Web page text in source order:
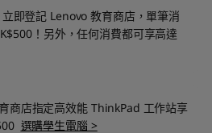
立即登記 Lenovo 教育商店，單筆消
！另外，任何消費都可享高達
商店指定高效能 ThinkPad 工作站享
選購學生電腦 >